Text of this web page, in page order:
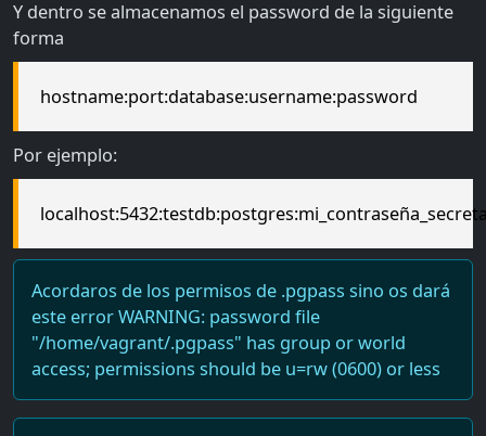
Y dentro se almacenamos el password de la siguiente
forma
hostname:port:database:username:password
Por ejemplo:
Acordaros de los permisos de .pgpass sino os dará
este error WARNING: password file
"/home/vagrant/.pgpass" has group or world
access; permissions should be u=rw (0600) or less